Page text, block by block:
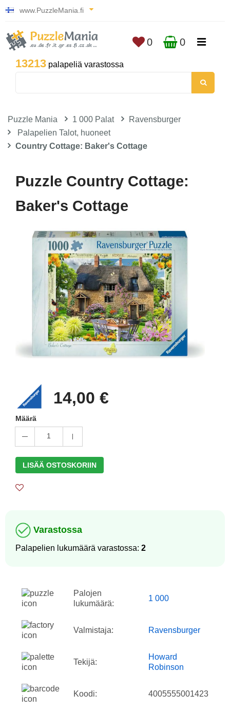
www.PuzzleMania.fi
13213 palapeliä varastossa
0 0
Puzzle Mania 1 000 Palat
Ravensburger
Palapelien Talot, huoneet
Country Cottage: Baker's Cottage
Puzzle Country Cottage:
Baker's Cottage
14,00 €
Määrä
1
LISÄÄ OSTOSKORIIN
Varastossa
Palapelien lukumäärä varastossa: 2
Palojen
lukumäärä:
1 000
Valmistaja: Ravensburger
Tekijä:
Howard
Robinson
Koodi: 4005555001423